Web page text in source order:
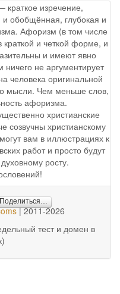
изречение,
обобщённая, глубокая и
Афоризм (в том числе
и четкой форме, и
и имеют явно
не аргументирует
человека оригинальной
мысли. Чем меньше слов,
афоризма.
христианские
христианскому
вам в иллюстрациях к
работ и просто будут
росту.
Поделиться…
| 2011-2026
тест и домен в